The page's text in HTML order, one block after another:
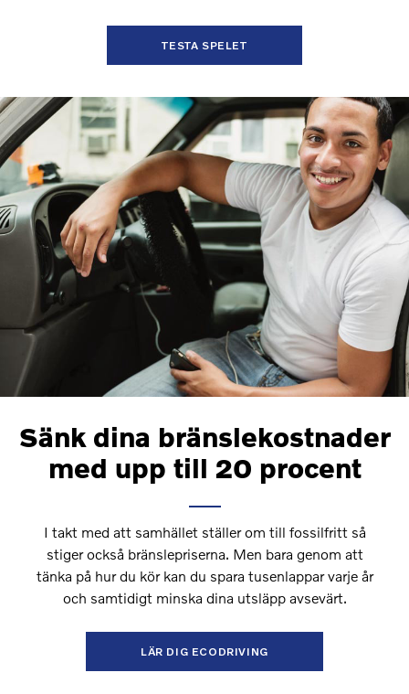
TESTA SPELET
Sänk dina bränslekostnader
med upp till 20 procent
I takt med att samhället ställer om till fossilfritt så
stiger också bränslepriserna. Men bara genom att
tänka på hur du kör kan du spara tusenlappar varje år
och samtidigt minska dina utsläpp avsevärt.
LÄR DIG ECODRIVING